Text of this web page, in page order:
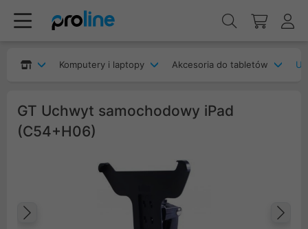
Komputery i laptopy Akcesoria do tabletów
GT Uchwyt samochodowy iPad
(C54+H06)